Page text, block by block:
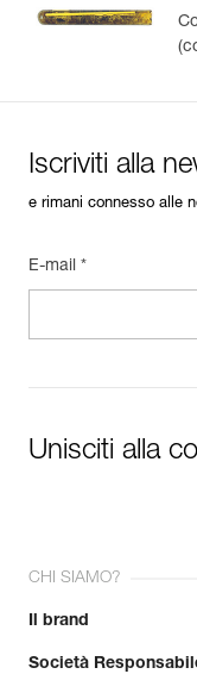
Gestisci e controlla
Importa ed
Visualizza lo
Per saperne di più
Iscriviti alla
e rimani connesso alle
E-mail *
Unisciti alla
CHI SIAMO?
Il brand
Società